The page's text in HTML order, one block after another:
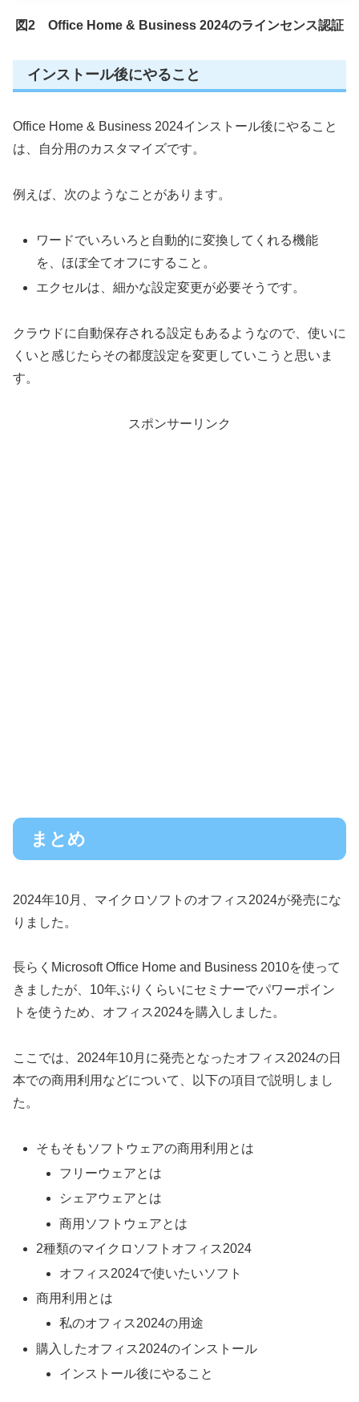
図2 Office Home & Business 2024のラインセンス認証
インストール後にやること
Office Home & Business 2024インストール後にやること
は、自分用のカスタマイズです。
例えば、次のようなことがあります。
ワードでいろいろと自動的に変換してくれる機能
を、ほぼ全てオフにすること。
エクセルは、細かな設定変更が必要そうです。
クラウドに自動保存される設定もあるようなので、使いに
くいと感じたらその都度設定を変更していこうと思いま
す。
スポンサーリンク
まとめ
2024年10月、マイクロソフトのオフィス2024が発売にな
りました。
長らくMicrosoft Office Home and Business 2010を使って
きましたが、10年ぶりくらいにセミナーでパワーポイン
トを使うため、オフィス2024を購入しました。
ここでは、2024年10月に発売となったオフィス2024の日
本での商用利用などについて、以下の項目で説明しまし
た。
そもそもソフトウェアの商用利用とは
フリーウェアとは
シェアウェアとは
商用ソフトウェアとは
2種類のマイクロソフトオフィス2024
オフィス2024で使いたいソフト
商用利用とは
私のオフィス2024の用途
購入したオフィス2024のインストール
インストール後にやること